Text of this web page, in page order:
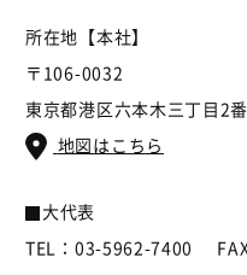
所在地【本社】
〒106-0032
東京都港区六本木三丁目2
地図はこちら
大代表
TEL：03-5962-7400